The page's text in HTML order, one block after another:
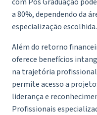
a 80%, dependendo da
especialização escolhida.
Além do retorno
oferece benefícios
na trajetória
permite acesso a
liderança e
Profissionais